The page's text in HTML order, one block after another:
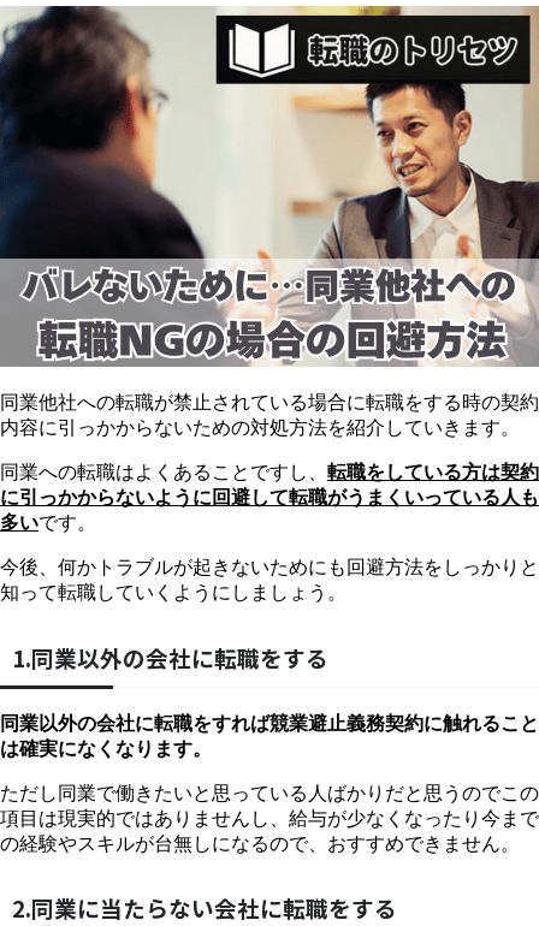
同業他社への転職が禁止されている場合に転職をする時の契約
内容に引っかからないための対処方法を紹介していきます。
同業への転職はよくあることですし、 転職をしている方は契約
に引っかからないように回避して転職がうまくいっている人も
多いです。
今後、何かトラブルが起きないためにも回避方法をしっかりと
知って転職していくようにしましょう。
1.同業以外の会社に転職をする
同業以外の会社に転職をすれば競業避止義務契約に触れること
は確実になくなります。
ただし同業で働きたいと思っている人ばかりだと思うのでこの
項目は現実的ではありませんし、給与が少なくなったり今まで
の経験やスキルが台無しになるので、おすすめできません。
2.同業に当たらない会社に転職をする